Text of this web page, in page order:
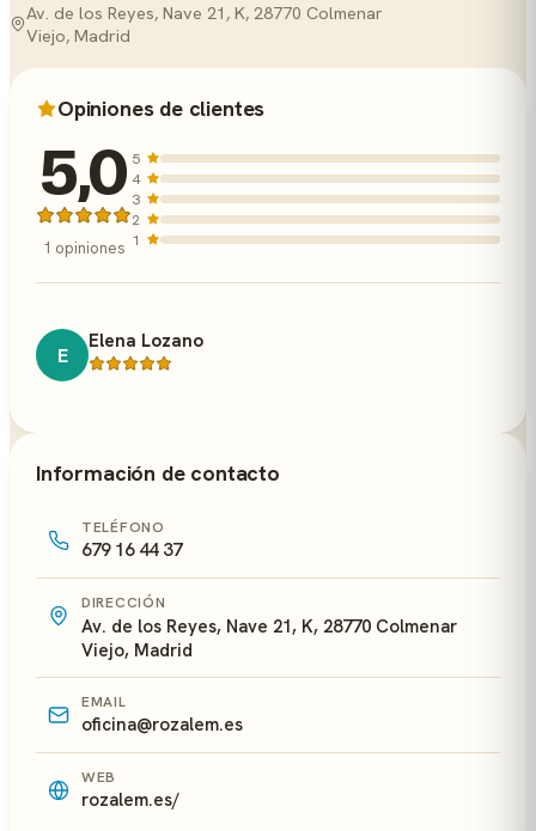
Av. de los Reyes, Nave 21, K, 28770 Colmenar
Viejo, Madrid
Opiniones de clientes
5,0
1 opiniones
5
4
3
2
1
E
Elena Lozano
Información de contacto
TELÉFONO
679 16 44 37
DIRECCIÓN
Av. de los Reyes, Nave 21, K, 28770 Colmenar
Viejo, Madrid
EMAIL
oficina@rozalem.es
WEB
rozalem.es/